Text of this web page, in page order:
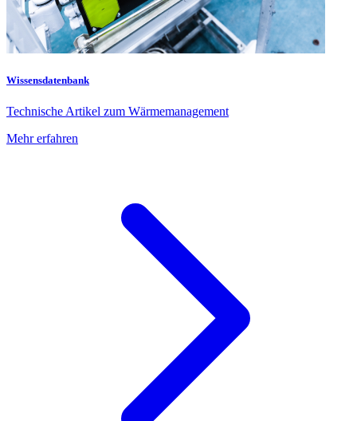
Wissensdatenbank
Technische Artikel zum Wärmemanagement
Mehr erfahren